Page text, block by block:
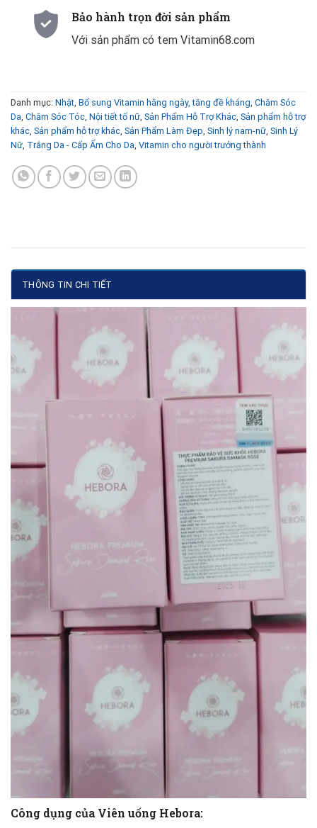
Bảo hành trọn đời sản phẩm
Với sản phẩm có tem Vitamin68.com
Danh mục: Nhật Bổ sung Vitamin hằng ngày, tăng đề kháng Chăm Sóc
Da Chăm Sóc Tóc Nội tiết tố nữ Sản Phẩm Hỗ Trợ Khác Sản phẩm hỗ trợ
khác Sản phẩm hỗ trợ khác Sản Phẩm Làm Đẹp Sinh lý nam-nữ Sinh Lý
Nữ Trắng Da - Cấp Ẩm Cho Da Vitamin cho người trưởng thành
THÔNG TIN CHI TIẾT
Công dụng của Viên uống Hebora: